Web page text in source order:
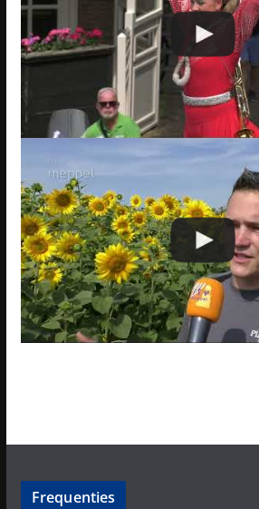
Frequenties